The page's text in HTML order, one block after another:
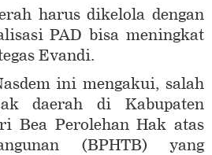
harus dikelola dengan
PAD bisa meningkat
Evandi.
ini mengakui, salah
daerah di Kabupaten
Bea Perolehan Hak atas
(BPHTB) yang